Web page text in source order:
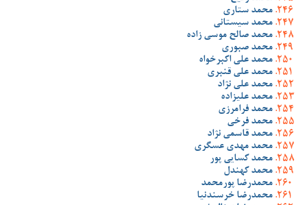
محمد ستاری
محمد سیستانی
محمد صالح موسی زاده
محمد صبوری
محمد علی اکبرخواه
محمد علی قنبری
محمد علی نژاد
محمد علیزاده
محمد فرامرزی
محمد فرخی
محمد قاسمی نژاد
محمد مهدی عسگری
محمد کسایی پور
محمد کهندل
محمدرضا پورمحمد
محمدرضا خرسندنیا